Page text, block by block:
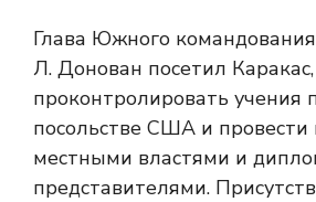
Глава Южного
Л. Донован посетил
проконтролировать учения
посольстве США и провести
местными властями и
представителями.